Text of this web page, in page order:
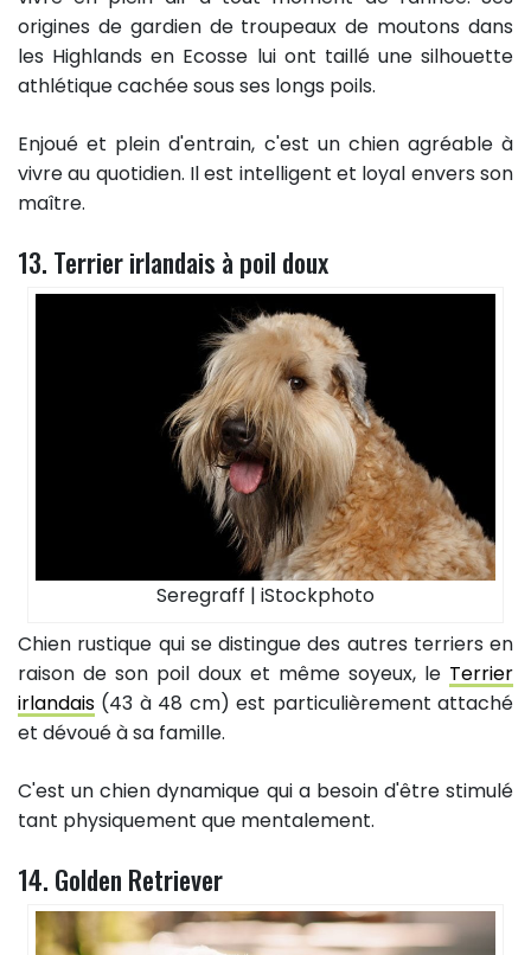
origines de gardien de troupeaux de moutons dans
les Highlands en Ecosse lui ont taillé une silhouette
athlétique cachée sous ses longs poils.
Enjoué et plein d'entrain, c'est un chien agréable à
vivre au quotidien. Il est intelligent et loyal envers son
maître.
13. Terrier irlandais à poil doux
Seregraff | iStockphoto
Chien rustique qui se distingue des autres terriers en
raison de son poil doux et même soyeux, le Terrier
irlandais (43 à 48 cm) est particulièrement attaché
et dévoué à sa famille.
C'est un chien dynamique qui a besoin d'être stimulé
tant physiquement que mentalement.
14. Golden Retriever